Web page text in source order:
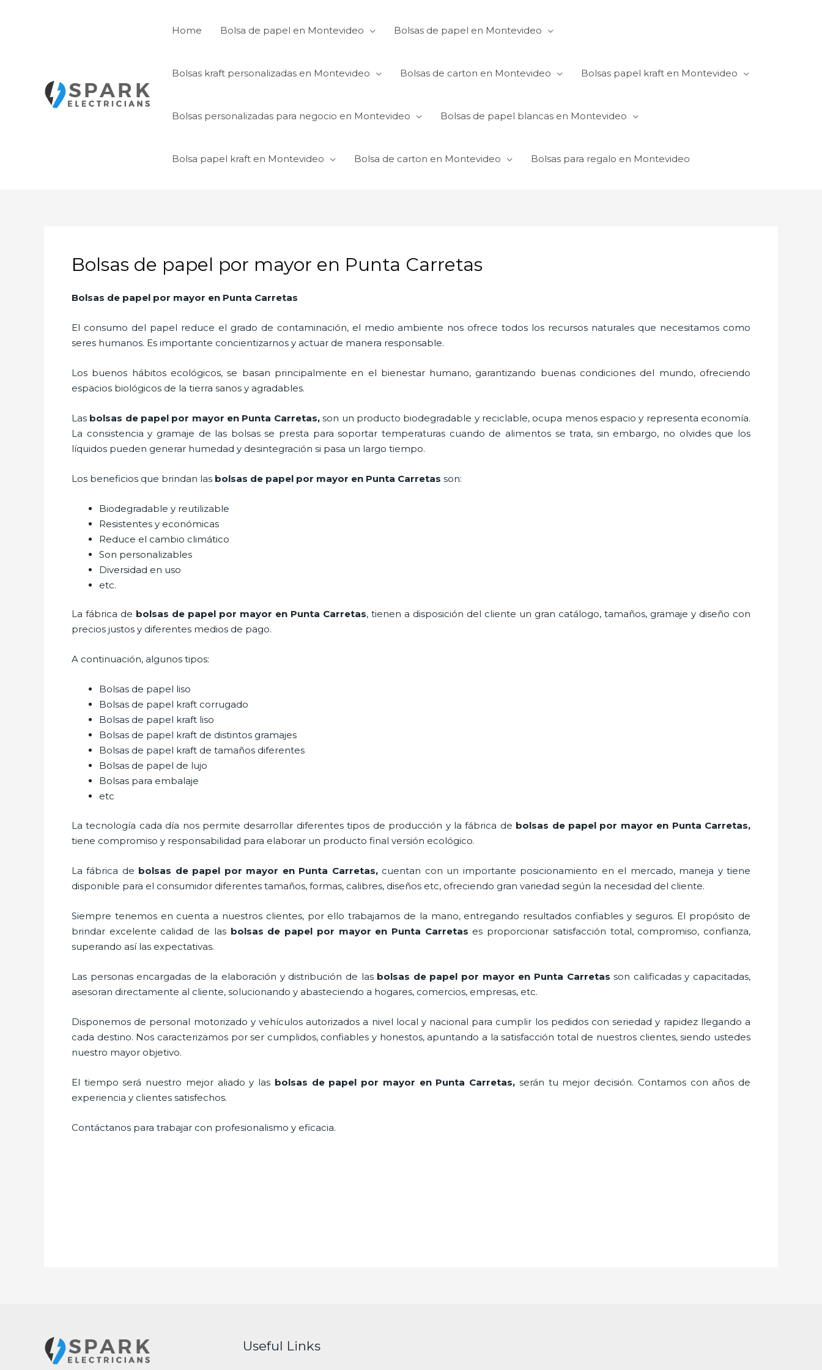
Home Bolsa de papel en Montevideo Bolsas de papel en Montevideo
Bolsas kraft personalizadas en Montevideo Bolsas de carton en Montevideo Bolsas papel kraft en Montevideo
Bolsas personalizadas para negocio en Montevideo Bolsas de papel blancas en Montevideo
Bolsa papel kraft en Montevideo Bolsa de carton en Montevideo Bolsas para regalo en Montevideo
Bolsas de papel por mayor en Punta Carretas
Bolsas de papel por mayor en Punta Carretas
El consumo del papel reduce el grado de contaminación, el medio ambiente nos ofrece todos los recursos naturales que necesitamos como
seres humanos. Es importante concientizarnos y actuar de manera responsable.
Los buenos hábitos ecológicos, se basan principalmente en el bienestar humano, garantizando buenas condiciones del mundo, ofreciendo
espacios biológicos de la tierra sanos y agradables.
Las bolsas de papel por mayor en Punta Carretas,son un producto biodegradable y reciclable, ocupa menos espacio y representa economía.
La consistencia y gramaje de las bolsas se presta para soportar temperaturas cuando de alimentos se trata, sin embargo, no olvides que los
líquidos pueden generar humedad y desintegración si pasa un largo tiempo.
Los beneficios que brindan las bolsas de papel por mayor en Punta Carretas son:
Biodegradable y reutilizable
Resistentes y económicas
Reduce el cambio climático
Son personalizables
Diversidad en uso
etc.
La fábrica de bolsas de papel por mayor en Punta Carretas, tienen a disposición del cliente un gran catálogo, tamaños, gramaje y diseño con
precios justos y diferentes medios de pago.
A continuación, algunos tipos:
Bolsas de papel liso
Bolsas de papel kraft corrugado
Bolsas de papel kraft liso
Bolsas de papel kraft de distintos gramajes
Bolsas de papel kraft de tamaños diferentes
Bolsas de papel de lujo
Bolsas para embalaje
etc
La tecnología cada día nos permite desarrollar diferentes tipos de producción y la fábrica de bolsas de papel por mayor en Punta Carretas,
tiene compromiso y responsabilidad para elaborar un producto final versión ecológico.
La fábrica de bolsas de papel por mayor en Punta Carretas, cuentan con un importante posicionamiento en el mercado, maneja y tiene
disponible para el consumidor diferentes tamaños, formas, calibres, diseños etc, ofreciendo gran variedad según la necesidad del cliente.
Siempre tenemos en cuenta a nuestros clientes, por ello trabajamos de la mano, entregando resultados confiables y seguros. El propósito de
brindar excelente calidad de las bolsas de papel por mayor en Punta Carretas es proporcionar satisfacción total, compromiso, confianza,
superando así las expectativas.
Las personas encargadas de la elaboración y distribución de las bolsas de papel por mayor en Punta Carretasson calificadas y capacitadas,
asesoran directamente al cliente, solucionando y abasteciendo a hogares, comercios, empresas, etc.
Disponemos de personal motorizado y vehículos autorizados a nivel local y nacional para cumplir los pedidos con seriedad y rapidez llegando a
cada destino. Nos caracterizamos por ser cumplidos, confiables y honestos, apuntando a la satisfacción total de nuestros clientes, siendo ustedes
nuestro mayor objetivo.
El tiempo será nuestro mejor aliado y las bolsas de papel por mayor en Punta Carretas, serán tu mejor decisión. Contamos con años de
experiencia y clientes satisfechos.
Contáctanos para trabajar con profesionalismo y eficacia.
Useful Links